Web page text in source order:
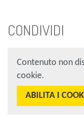
CONDIVIDI
Contenuto non
cookie.
ABILITA I